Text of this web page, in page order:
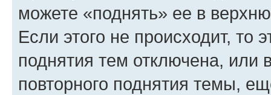
можете «поднять» ее в
Если этого не происходит, то
поднятия тем отключена, или
повторного поднятия темы,